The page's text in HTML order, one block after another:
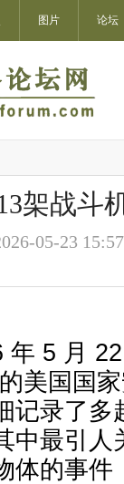
图片 论坛
架战斗
05-23
年 5 月
美国国
记录了
中最引
体的事